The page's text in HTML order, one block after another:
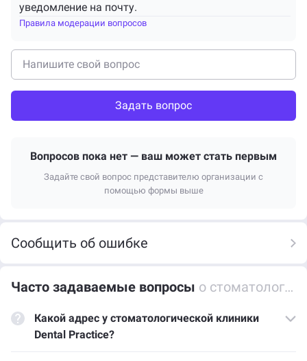
Задать вопрос
уведомление на почту.
Правила модерации вопросов
Вопросов пока нет — ваш может стать первым
Задайте свой вопрос представителю организации с
помощью формы выше
Сообщить об ошибке
Часто задаваемые вопросы о стоматологической клинике Dental Practice
Какой адрес у стоматологической клиники
Dental Practice?